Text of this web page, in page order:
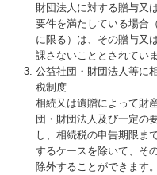
財団法人に対する贈与又
要件を満たしている場合
に限る）は、その贈与又
課さないこととされていま
公益社団・財団法人等に
税制度
相続又は遺贈によって財
団・財団法人及び一定の
し、相続税の申告期限ま
するケースを除いて、そ
除外することができます。